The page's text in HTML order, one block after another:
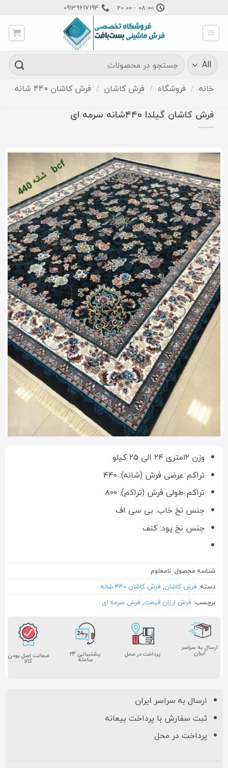
content
08:00 - 20:00
09139617194
جستجو
برای:
خانه / فروشگاه / فرش کاشان / فرش کاشان 440 شانه
فرش کاشان گیلدا ۴۴۰شانه سرمه ای
وزن ۱۲متری ۲۴ الی ۲۵ کیلو
تراکم عرضی فرش (شانه): ۴۴۰
تراکم طولی فرش (تراکم): ۸۰۰
جنس نخ خاب: بی سی اف
جنس نخ پود: کنف
شناسه محصول: نامعلوم
دسته: فرش کاشان, فرش کاشان 440 شانه
برچسب: فرش ارزان قیمت, فرش سرمه ای
ارسال به سراسر
ایران پرداخت در محل پشتیبانی ۲۴
ساعته ضمانت اصل بودن
کالا
ارسال به سراسر ایران
ثبت سفارش با پرداخت بیعانه
پرداخت در محل